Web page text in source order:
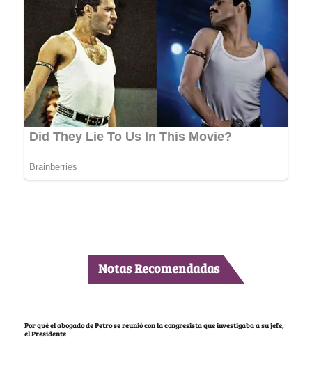
Notas Recomendadas
Por qué el abogado de Petro se reunió con la congresista que investigaba a su jefe,
el Presidente